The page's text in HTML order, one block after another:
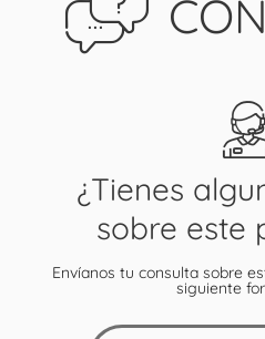
¿Tienes
sobre este
Envíanos tu consulta sobre
siguiente